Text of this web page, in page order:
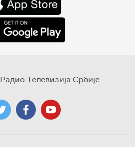
Радио Телевизија Србије